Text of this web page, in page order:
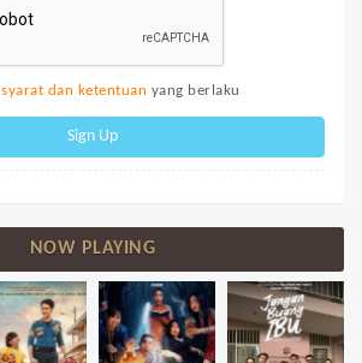
syarat dan ketentuan yang berlaku
Sign Up
NOW PLAYING